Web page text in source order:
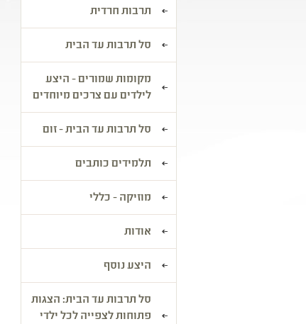
תרבות חרדית
סל תרבות עד הבית
מקומות שמורים - היצע
לילדים עם צרכים מיוחדים
סל תרבות עד הבית - זום
תלמידים כותבים
מוזיקה - כללי
אודות
היצע נוסף
סל תרבות עד הבית: הצגות
פתוחות לצפייה לכל ילדי